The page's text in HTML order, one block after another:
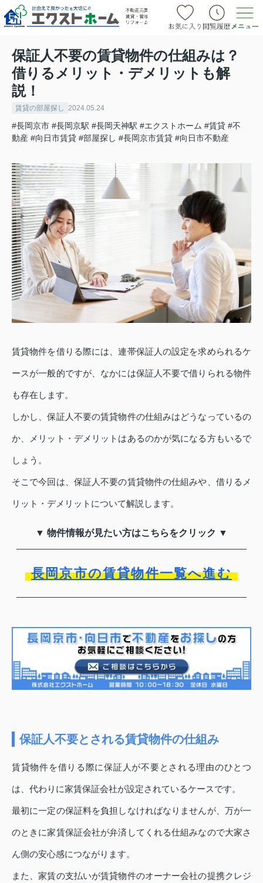
保証人不要の賃貸物件の仕組みは？
借りるメリット・デメリットも解
説！
賃貸の部屋探し 2024.05.24
#長岡京市 #長岡京駅 #長岡天神駅 #エクストホーム #賃貸 #不
動産 #向日市賃貸 #部屋探し #長岡京市賃貸 #向日市不動産
賃貸物件を借りる際には、連帯保証人の設定を求められるケ
ースが一般的ですが、なかには保証人不要で借りられる物件
も存在します。
しかし、保証人不要の賃貸物件の仕組みはどうなっているの
か、メリット・デメリットはあるのかが気になる方もいるで
しょう。
そこで今回は、保証人不要の賃貸物件の仕組みや、借りるメ
リット・デメリットについて解説します。
▼ 物件情報が見たい方はこちらをクリック ▼
長岡京市の賃貸物件一覧へ進む
保証人不要とされる賃貸物件の仕組み
賃貸物件を借りる際に保証人が不要とされる理由のひとつ
は、代わりに家賃保証会社が設定されているケースです。
最初に一定の保証料を負担しなければなりませんが、万が一
のときに家賃保証会社が弁済してくれる仕組みなので大家さ
ん側の安心感につながります。
また、家賃の支払いが賃貸物件のオーナー会社の提携クレジ